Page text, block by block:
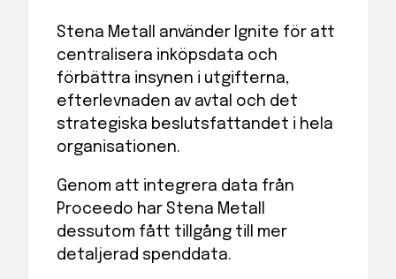
Stena Metall använder Ignite för att
centralisera inköpsdata och
förbättra insynen i utgifterna,
efterlevnaden av avtal och det
strategiska beslutsfattandet i hela
organisationen.
Genom att integrera data från
Proceedo har Stena Metall
dessutom fått tillgång till mer
detaljerad spenddata.